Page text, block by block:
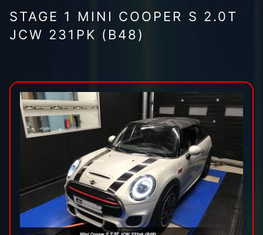
STAGE 1 MINI COOPER S 2.0T
JCW 231PK (B48)